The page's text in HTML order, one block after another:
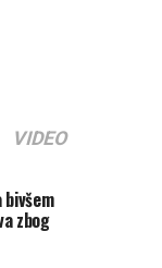
VIDEO
zbog